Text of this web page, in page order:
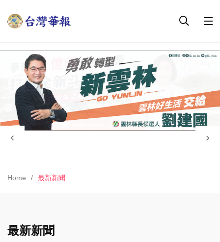
Home 最新新聞
最新新聞